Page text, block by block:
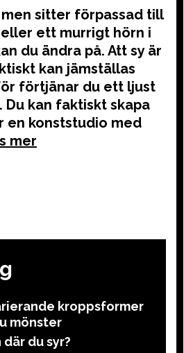
sitter förpassad till
ett murrigt hörn i
du ändra på. Att sy är
kan jämställas
förtjänar du ett ljust
Du kan faktiskt skapa
en konststudio med
kroppsformer
mönster
du syr?